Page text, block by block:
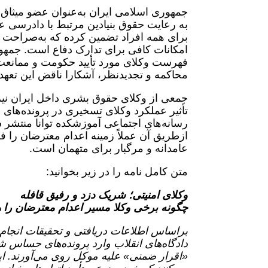
جمهوری اسلامی ایران به‌عنوان عضو
برای همه افراد تضمین کرده که
امکانات کافی برای تدارک دفاع است.
فهرست وکلای مورد تأیید حکومت و
محاکمه و تجدیدنظر، آشکارا ناقض این
جمعی از وکلای حقوق بشری داخل ایران
تأثیر عملکرد وکلای تسخیری در
رسانه‌های اجتماعی آموزشکده توانا
ازطریق آن عملاً زمینه اعدام معترضان
عامدانه و مرگبار برای متهمان است.
متن کامل نامه را در زیر بخوانید:
وکلای امنیتی؛ شریک دزد و رفیق قافله
چگونه برخی وکلا مسیر اعدام معترضان را
براساس اطلاعات دریافتی و تحقیقات
دادگاه‌های انقلاب وارد پرونده‌های
«اقرار ضمنی» علیه موکل روی می‌آورند.